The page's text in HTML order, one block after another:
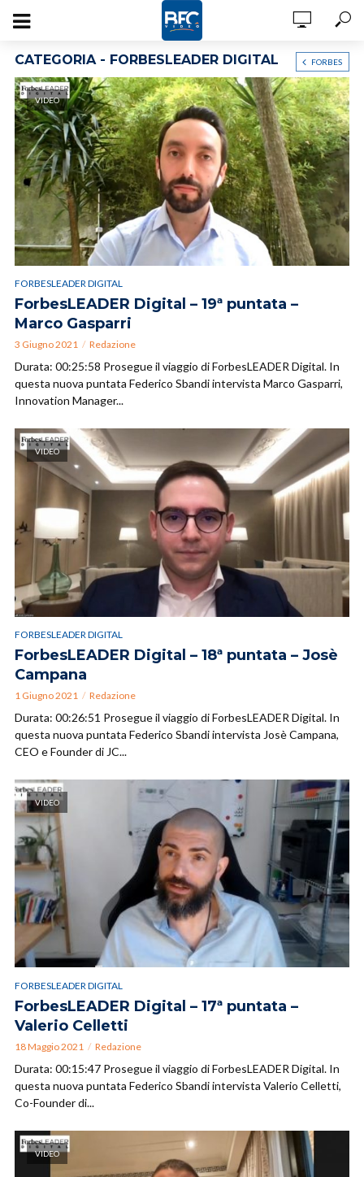
CATEGORIA - FORBESLEADER DIGITAL FORBES
VIDEO
FORBESLEADER DIGITAL
ForbesLEADER Digital – 19ª puntata –
Marco Gasparri
3 Giugno 2021 Redazione
Durata: 00:25:58 Prosegue il viaggio di ForbesLEADER Digital. In
questa nuova puntata Federico Sbandi intervista Marco Gasparri,
Innovation Manager...
VIDEO
FORBESLEADER DIGITAL
ForbesLEADER Digital – 18ª puntata – Josè
Campana
1 Giugno 2021 Redazione
Durata: 00:26:51 Prosegue il viaggio di ForbesLEADER Digital. In
questa nuova puntata Federico Sbandi intervista Josè Campana,
CEO e Founder di JC...
VIDEO
FORBESLEADER DIGITAL
ForbesLEADER Digital – 17ª puntata –
Valerio Celletti
18 Maggio 2021 Redazione
Durata: 00:15:47 Prosegue il viaggio di ForbesLEADER Digital. In
questa nuova puntata Federico Sbandi intervista Valerio Celletti,
Co-Founder di...
VIDEO